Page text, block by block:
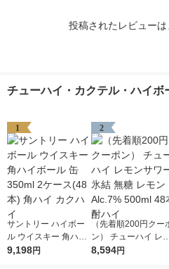
投稿されたレビューは
チューハイ・カクテル・ハイボ
1
サントリー ハイボー
ル ウイスキー 角ハイ
ボール 缶 350ml 2ケ
9,198円
2
（先着順200円クー
ン） チューハイ レ
ンサワー 氷結 無糖 レ
8,594円